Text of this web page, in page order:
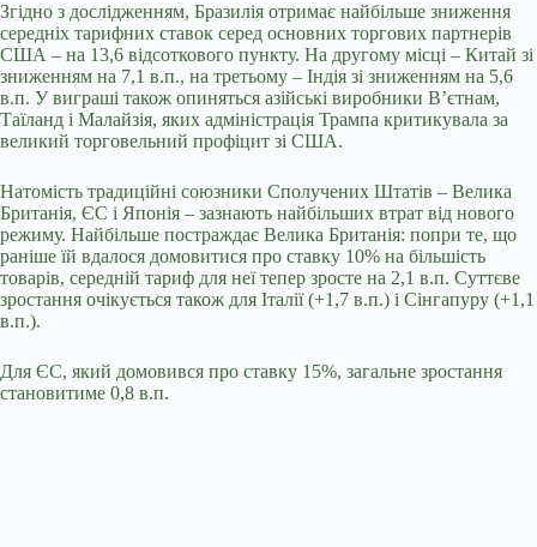
Згідно з дослідженням, Бразилія отримає найбільше зниження
середніх тарифних ставок серед основних торгових партнерів
США – на 13,6 відсоткового пункту. На другому місці – Китай зі
зниженням на 7,1 в.п., на третьому – Індія зі зниженням на 5,6
в.п. У виграші також опиняться азійські виробники В’єтнам,
Таїланд і Малайзія, яких адміністрація Трампа критикувала за
великий торговельний профіцит зі США.
Натомість традиційні союзники Сполучених Штатів – Велика
Британія, ЄС і Японія – зазнають найбільших втрат від нового
режиму. Найбільше постраждає Велика Британія: попри те, що
раніше їй вдалося домовитися про ставку 10% на більшість
товарів, середній тариф для неї тепер зросте на 2,1 в.п. Суттєве
зростання очікується також для Італії (+1,7 в.п.) і Сінгапуру (+1,1
в.п.).
Для ЄС, який домовився про ставку 15%, загальне зростання
становитиме 0,8 в.п.